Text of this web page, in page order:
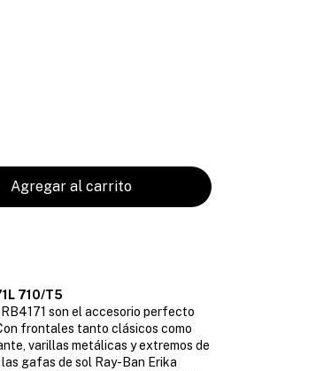
710/T5
son el accesorio perfecto
frontales tanto clásicos como
varillas metálicas y extremos de
gafas de sol Ray-Ban Erika